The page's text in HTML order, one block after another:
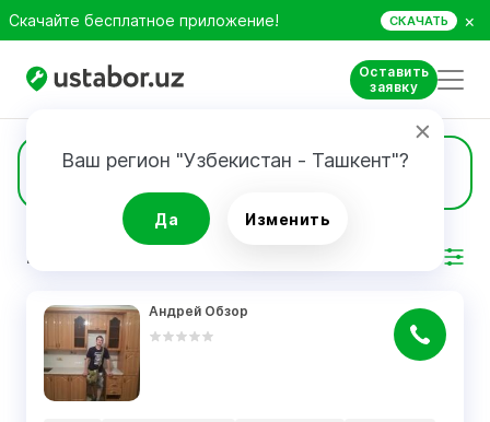
Скачайте бесплатное приложение! СКАЧАТЬ ×
Оставить
заявку
Ваш регион "Узбекистан - Ташкент"?
Да Изменить
Спецтехника
РЕЗУЛЬТАТ
Андрей Обзор